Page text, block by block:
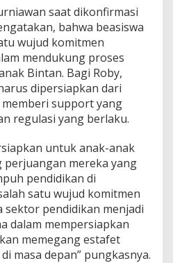
n
E
m
a
s
I
i
saat dikonfirmasi
bahwa beasiswa
wujud komitmen
mendukung proses
Bintan. Bagi Roby,
dipersiapkan dari
support yang
regulasi yang berlaku.
untuk anak-anak
mereka yang
pendidikan di
satu wujud komitmen
sektor pendidikan menjadi
dalam mempersiapkan
memegang estafet
masa depan” pungkasnya.